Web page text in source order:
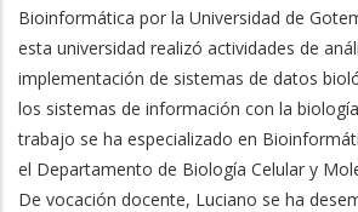
Bioinformática por la Universidad de
esta universidad realizó actividades de
implementación de sistemas de datos
los sistemas de información con la
trabajo se ha especializado en
el Departamento de Biología Celular y
De vocación docente, Luciano se ha